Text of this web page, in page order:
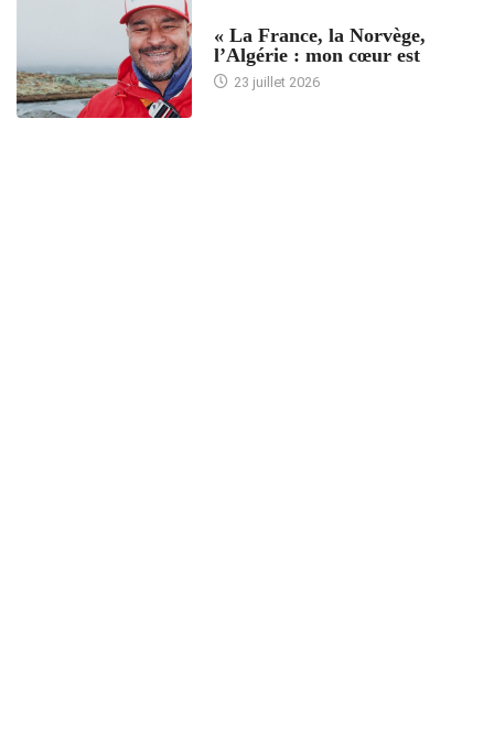
« La France, la Norvège,
l’Algérie : mon cœur est
23 juillet 2026